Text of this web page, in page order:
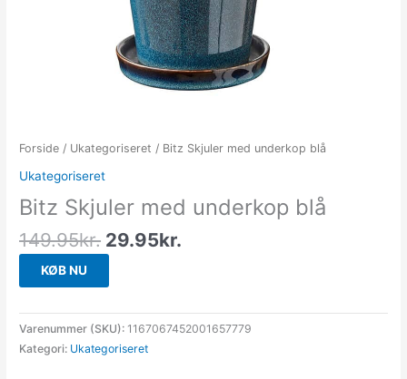
Forside / Ukategoriseret / Bitz Skjuler med underkop blå
Ukategoriseret
Bitz Skjuler med underkop blå
149.95kr. 29.95kr.
KØB NU
Varenummer (SKU): 1167067452001657779
Kategori: Ukategoriseret